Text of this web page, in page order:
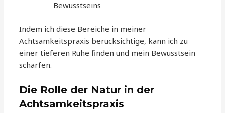
Bewusstseins
Indem ich diese Bereiche in meiner
Achtsamkeitspraxis berücksichtige, kann ich zu
einer tieferen Ruhe finden und mein Bewusstsein
schärfen.
Die Rolle der Natur in der
Achtsamkeitspraxis